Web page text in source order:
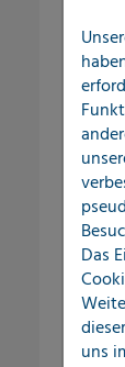
PLZ*
Ort*
Das
uns